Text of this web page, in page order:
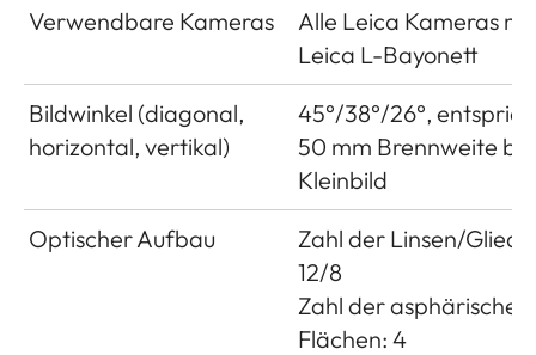
Verwendbare Kameras
Alle Leica Kameras mit
Leica L-Bayonett
Bildwinkel (diagonal,
horizontal, vertikal)
45°/38°/26°,
50 mm Brennweite bei
Kleinbild
Optischer Aufbau
Zahl der Linsen/
12/8
Zahl der asphärischen
Flächen: 4